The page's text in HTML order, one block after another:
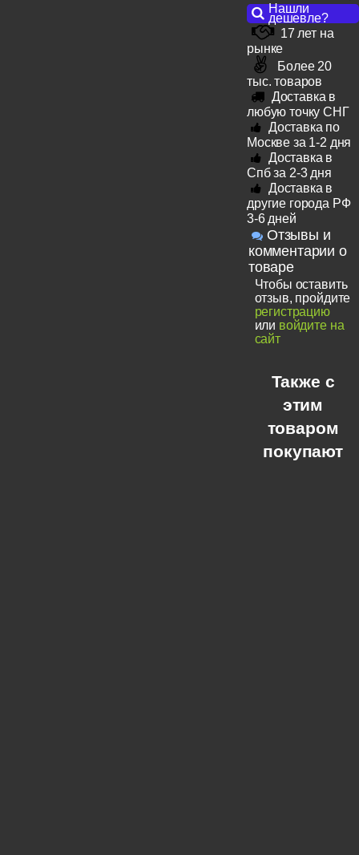
Нашли
дешевле?
17 лет на
рынке
Более 20
тыс. товаров
Доставка в
любую точку СНГ
Доставка по
Москве за 1-2 дня
Доставка в
Спб за 2-3 дня
Доставка в
другие города РФ
3-6 дней
Отзывы и
комментарии о
товаре
Чтобы оставить
отзыв, пройдите
регистрацию
или войдите на
сайт
Также с
этим
товаром
покупают